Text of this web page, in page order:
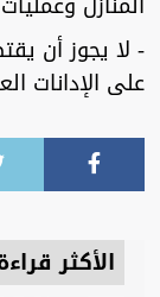
- لا يجوز أن
على الإدانات
الأكثر